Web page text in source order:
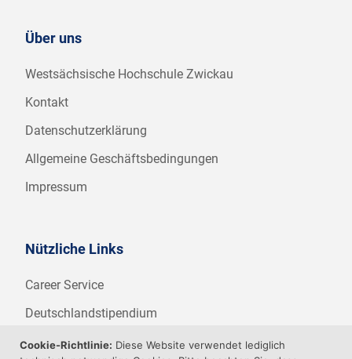
Über uns
Westsächsische Hochschule Zwickau
Kontakt
Datenschutzerklärung
Allgemeine Geschäftsbedingungen
Impressum
Nützliche Links
Career Service
Deutschlandstipendium
WHZ Firmenstipendium
Cookie-Richtlinie: Diese Website verwendet lediglich